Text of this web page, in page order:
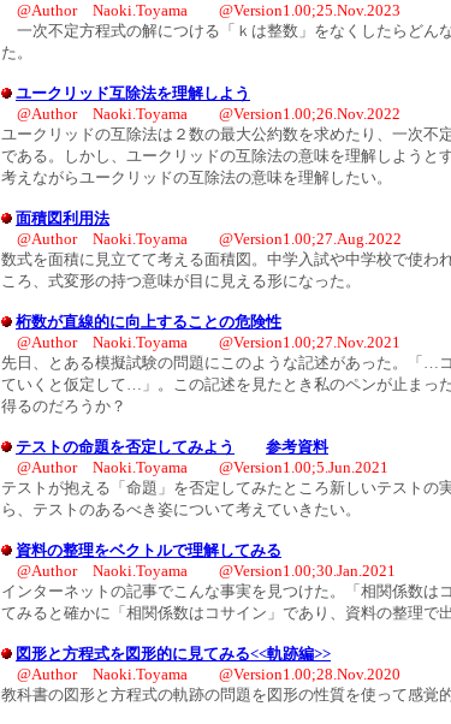
@Author Naoki.Toyama @Version1.00;25.Nov.2023
一次不定方程式の解につける「ｋは整数」をなくしたらどん
た。
ユークリッド互除法を理解しよう
@Author Naoki.Toyama @Version1.00;26.Nov.2022
ユークリッドの互除法は２数の最大公約数を求めたり、一次不
である。しかし、ユークリッドの互除法の意味を理解しようと
考えながらユークリッドの互除法の意味を理解したい。
面積図利用法
@Author Naoki.Toyama @Version1.00;27.Aug.2022
数式を面積に見立てて考える面積図。中学入試や中学校で使わ
ころ、式変形の持つ意味が目に見える形になった。
桁数が直線的に向上することの危険性
@Author Naoki.Toyama @Version1.00;27.Nov.2021
先日、とある模擬試験の問題にこのような記述があった。「…
ていくと仮定して…」。この記述を見たとき私のペンが止まっ
得るのだろうか？
テストの命題を否定してみよう
参考資料
@Author Naoki.Toyama @Version1.00;5.Jun.2021
テストが抱える「命題」を否定してみたところ新しいテスト
ら、テストのあるべき姿について考えていきたい。
資料の整理をベクトルで理解してみる
@Author Naoki.Toyama @Version1.00;30.Jan.2021
インターネットの記事でこんな事実を見つけた。「相関係数は
てみると確かに「相関係数はコサイン」であり、資料の整理で
図形と方程式を図形的に見てみる<<軌跡編>>
@Author Naoki.Toyama @Version1.00;28.Nov.2020
教科書の図形と方程式の軌跡の問題を図形の性質を使って感覚